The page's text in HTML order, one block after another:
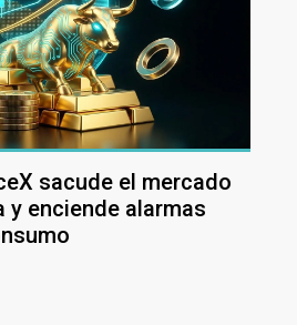
sacude el mercado
y enciende alarmas